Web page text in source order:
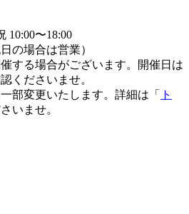
10:00〜18:00
の場合は営業）
する場合がございます。開催日は
くださいませ。
部変更いたします。詳細は「
ト
いませ。